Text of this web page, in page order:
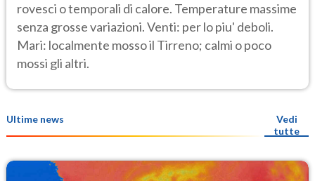
rovesci o temporali di calore. Temperature massime
senza grosse variazioni. Venti: per lo piu' deboli.
Mari: localmente mosso il Tirreno; calmi o poco
mossi gli altri.
Ultime news
Vedi
tutte